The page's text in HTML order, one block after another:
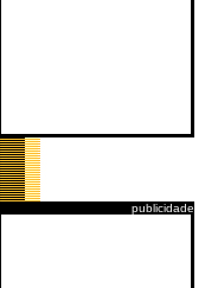
publicidade